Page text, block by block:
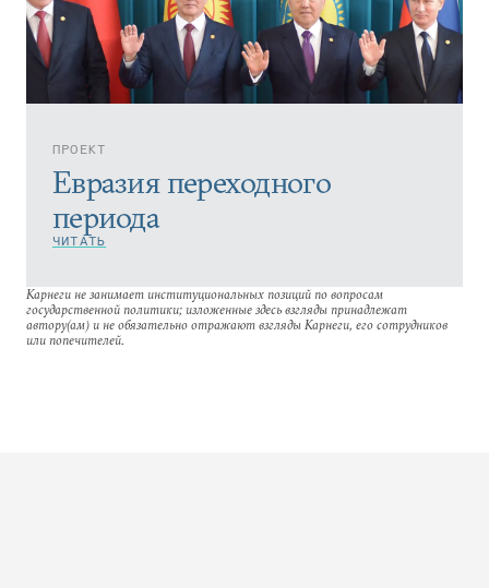
ПРОЕКТ
Евразия переходного
периода
ЧИТАТЬ
Карнеги не занимает институциональных позиций по вопросам
государственной политики; изложенные здесь взгляды принадлежат
автору(ам) и не обязательно отражают взгляды Карнеги, его сотрудников
или попечителей.